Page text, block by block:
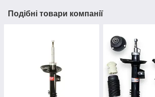
Подібні товари компанії